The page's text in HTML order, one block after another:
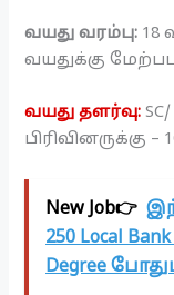
வயது வரம்பு: 18
வயதுக்கு
வயது தளர்வு:
பிரிவினருக்கு –
New Job👉
250 Local
Degree